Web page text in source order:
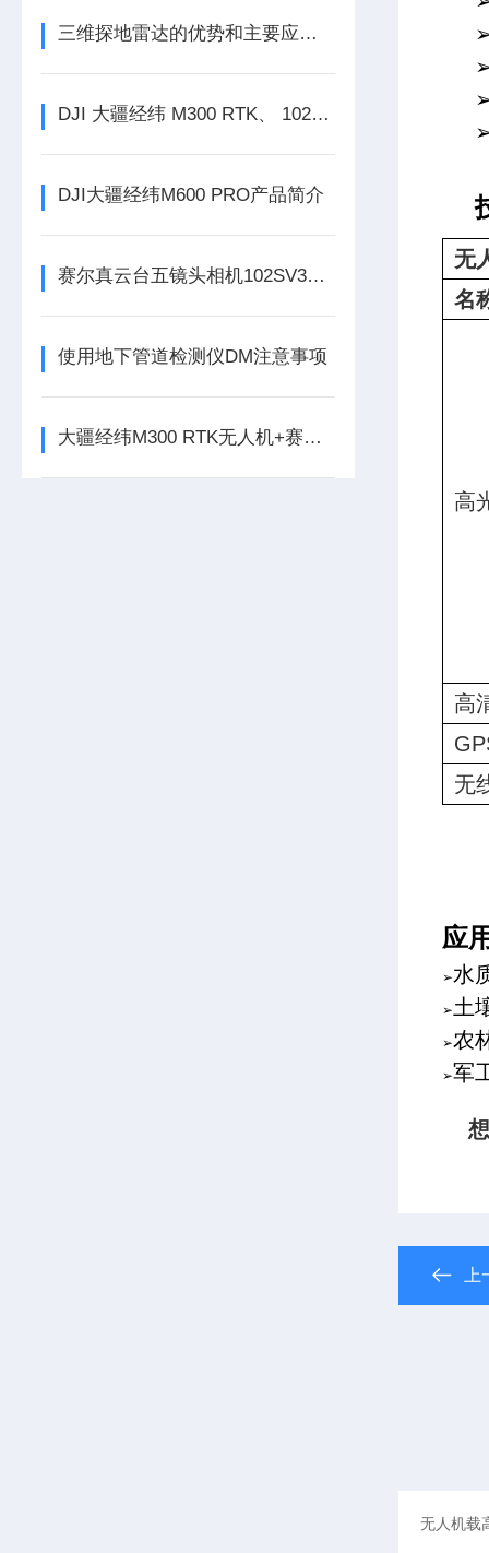
三维探地雷达的优势和主要应用领域
DJI 大疆经纬 M300 RTK、 102S 五目相机发布公告
DJI大疆经纬M600 PRO产品简介
赛尔真云台五镜头相机102SV3，你了解多少？
使用地下管道检测仪DM注意事项
大疆经纬M300 RTK无人机+赛尔PSDK 102S倾斜相机
无
名
高
高
无
应
➢水
➢ 土
➢农
➢军
想